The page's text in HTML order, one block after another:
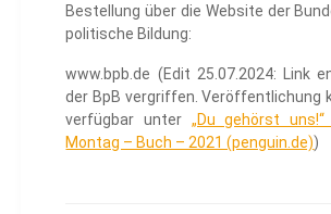
Bestellung über die Website der
politische Bildung:
www.bpb.de (Edit 25.07.2024: Link
der BpB vergriffen. Veröffentlichung
verfügbar unter „Du gehörst
Montag – Buch – 2021 (penguin.de))